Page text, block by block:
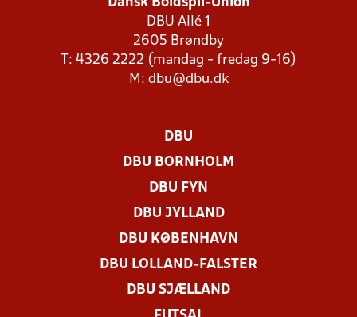
Dansk Boldspil-Union
DBU Allé 1
2605 Brøndby
T: 4326 2222 (mandag - fredag 9-16)
M: dbu@dbu.dk
DBU
DBU BORNHOLM
DBU FYN
DBU JYLLAND
DBU KØBENHAVN
DBU LOLLAND-FALSTER
DBU SJÆLLAND